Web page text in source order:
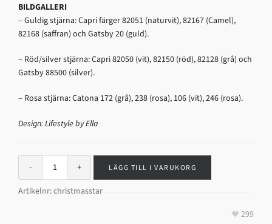
BILDGALLERI
– Guldig stjärna: Capri färger 82051 (naturvit), 82167 (Camel),
82168 (saffran) och Gatsby 20 (guld).
– Röd/silver stjärna: Capri 82050 (vit), 82150 (röd), 82128 (grå) och
Gatsby 88500 (silver).
– Rosa stjärna: Catona 172 (grå), 238 (rosa), 106 (vit), 246 (rosa).
Design: Lifestyle by Ella
LÄGG TILL I VARUKORG
Artikelnr:christmasstar
299